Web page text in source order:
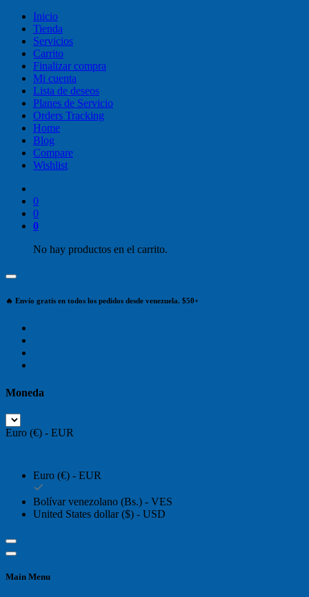
Inicio
Tienda
Servicios
Carrito
Finalizar compra
Mi cuenta
Lista de deseos
Planes de Servicio
Orders Tracking
Home
Blog
Compare
Wishlist
0
0
0
No hay productos en el carrito.
🔥 Envío gratis en todos los pedidos desde venezuela. $50+
Moneda
Euro (€) - EUR
Euro (€) - EUR
Bolívar venezolano (Bs.) - VES
United States dollar ($) - USD
Main Menu